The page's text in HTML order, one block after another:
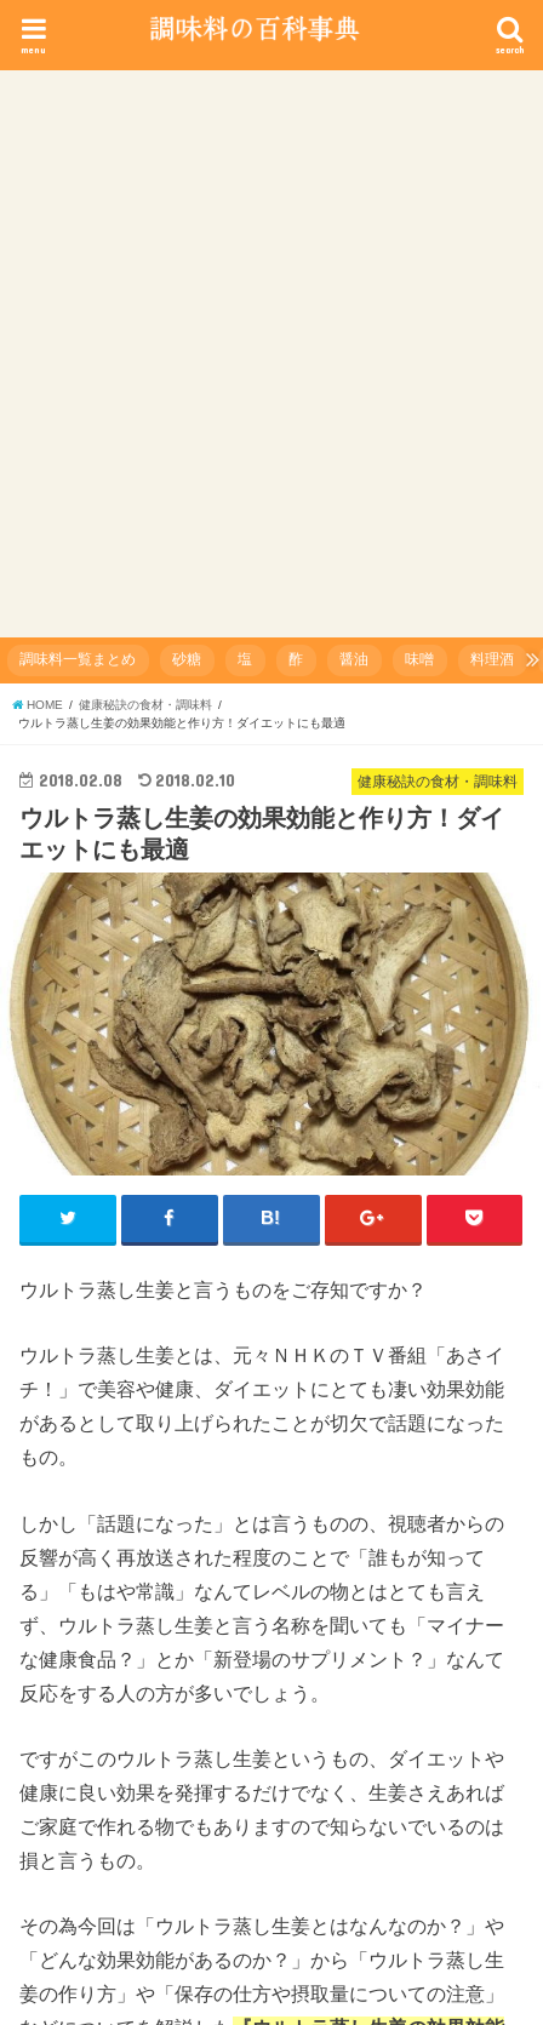
search
menu
調味料一覧まとめ 砂糖 塩 酢 醤油 味噌 料理酒
HOME
健康秘訣の食材・調味料
ウルトラ蒸し生姜の効果効能と作り方！ダイエットにも最適
健康秘訣の食材・調味料
2018.02.08 2018.02.10
ウルトラ蒸し生姜の効果効能と作り方！ダイ
エットにも最適
ウルトラ蒸し生姜と言うものをご存知ですか？
ウルトラ蒸し生姜とは、元々ＮＨＫのＴＶ番組「あさイ
チ！」で美容や健康、ダイエットにとても凄い効果効能
があるとして取り上げられたことが切欠で話題になった
もの。
しかし「話題になった」とは言うものの、視聴者からの
反響が高く再放送された程度のことで「誰もが知って
る」「もはや常識」なんてレベルの物とはとても言え
ず、ウルトラ蒸し生姜と言う名称を聞いても「マイナー
な健康食品？」とか「新登場のサプリメント？」なんて
反応をする人の方が多いでしょう。
ですがこのウルトラ蒸し生姜というもの、ダイエットや
健康に良い効果を発揮するだけでなく、生姜さえあれば
ご家庭で作れる物でもありますので知らないでいるのは
損と言うもの。
その為今回は「ウルトラ蒸し生姜とはなんなのか？」や
「どんな効果効能があるのか？」から「ウルトラ蒸し生
姜の作り方」や「保存の仕方や摂取量についての注意」